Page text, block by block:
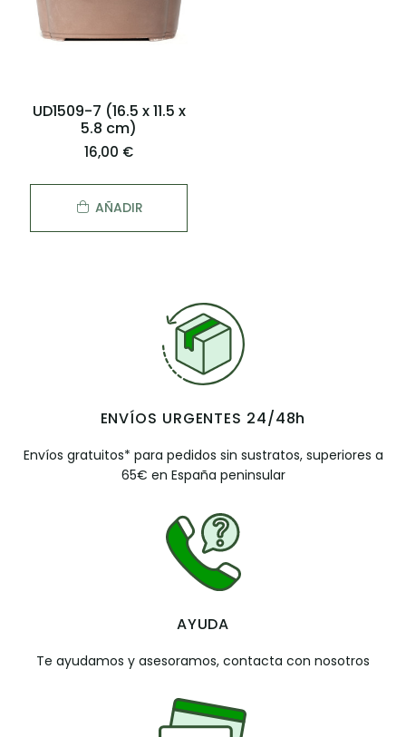
UD1509-7 (16.5 x 11.5 x
5.8 cm)
16,00 €
AÑADIR
ENVÍOS URGENTES 24/48h
Envíos gratuitos* para pedidos sin sustratos, superiores a
65€ en España peninsular
AYUDA
Te ayudamos y asesoramos, contacta con nosotros